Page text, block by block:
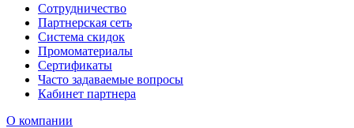
Сотрудничество
Партнерская сеть
Система скидок
Промоматериалы
Сертификаты
Часто задаваемые вопросы
Кабинет партнера
О компании